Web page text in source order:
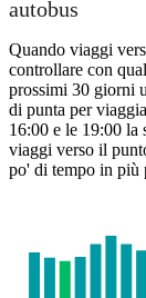
autobus
Quando viaggi
controllare con
prossimi 30 giorni
di punta per
16:00 e le 19:00 la
viaggi verso il
po' di tempo in più